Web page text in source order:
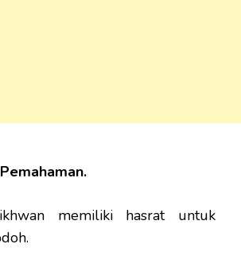
memiliki hasrat untuk